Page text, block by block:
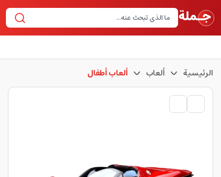
الرئيسية ألعاب ألعاب أطفال